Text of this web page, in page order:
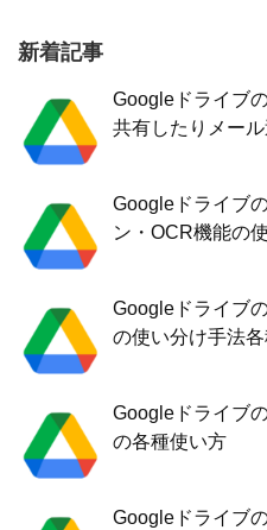
新着記事
Googleドライブ
共有したりメー
Googleドライブ
ン・OCR機能の
Googleドライブ
の使い分け手法
Googleドライブ
の各種使い方
Googleドライブ